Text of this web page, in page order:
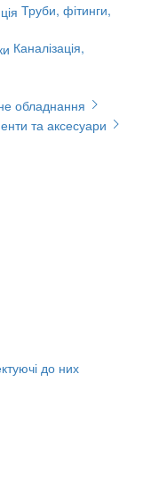
Труби, фітинги,
Каналізація,
обладнання
та аксесуари
до них